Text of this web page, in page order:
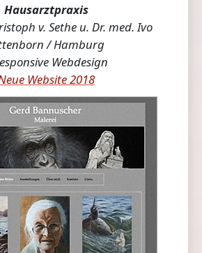
Hausarztpraxis
v. Sethe u. Dr. med. Ivo
/ Hamburg
Webdesign
Website 2018